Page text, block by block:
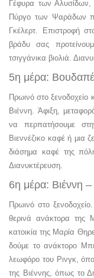
Γέφυρα των
Πύργο των Ψαράδων
Γκέλερτ. Επιστροφή
βράδυ σας
τσιγγάνικα βιολιά.
5η μέρα:
Πρωινό στο ξενοδοχείο
Βιέννη. Άφιξη,
να περπατήσουμε
Βιεννέζικο καφέ ή μια
διάσημα καφέ της
Διανυκτέρευση.
6η μέρα: Βιέννη
Πρωινό στο
θερινά ανάκτορα της
κατοικία της Μαρία
δούμε το ανάκτορο
λεωφόρο του Ρινγκ,
της Βιέννης, όπως το